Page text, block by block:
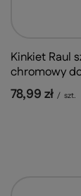
Kinkiet Raul
chromowy
78,99 zł / szt.